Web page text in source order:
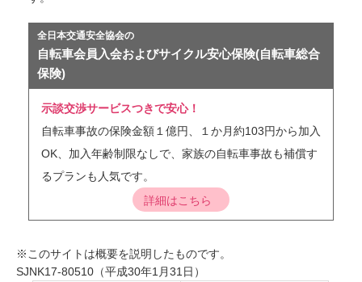
全日本交通安全協会の
自転車会員入会およびサイクル安心保険(自転車総合
保険)
示談交渉サービスつきで安心！
自転車事故の保険金額１億円、１か月約103円から加入
OK、加入年齢制限なしで、家族の自転車事故も補償す
るプランも人気です。
詳細はこちら
※このサイトは概要を説明したものです。
SJNK17-80510（平成30年1月31日）